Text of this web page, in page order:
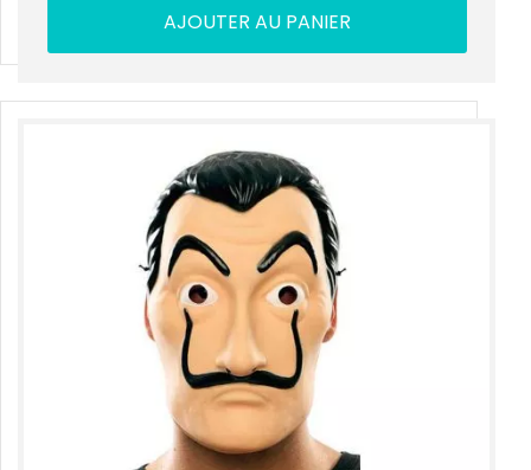
AJOUTER AU PANIER